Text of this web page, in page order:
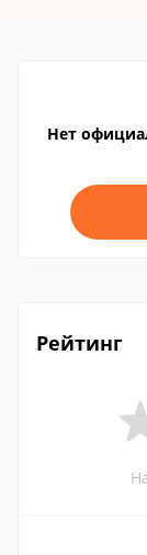
Нет
Рейтинг